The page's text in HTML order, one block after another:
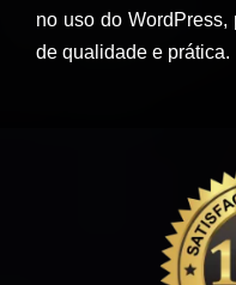
no uso do
de qualidade e prática.